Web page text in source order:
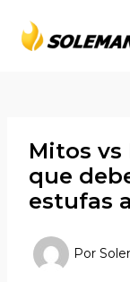
contenido
Mitos vs
que
estufas
Por
de
entradas